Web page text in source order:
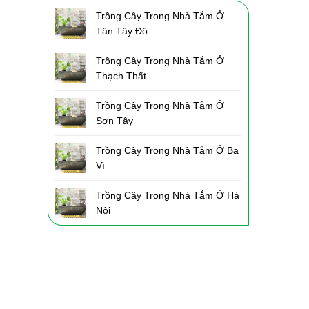
Trồng Cây Trong Nhà Tắm Ở
Tân Tây Đô
Trồng Cây Trong Nhà Tắm Ở
Thạch Thất
Trồng Cây Trong Nhà Tắm Ở
Sơn Tây
Trồng Cây Trong Nhà Tắm Ở Ba
Vì
Trồng Cây Trong Nhà Tắm Ở Hà
Nội